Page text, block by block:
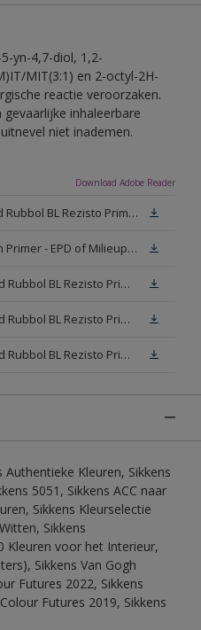
yn-4,7-diol, 1,2-
MIT(3:1) en 2-octyl-2H-
reactie veroorzaken.
inhaleerbare
niet inademen.
Download Adobe Reader
Technisch Informatieblad Rubbol BL Rezisto Primer (New Livery) (PDF)
Sikkens Waterborne Trim Primer - EPD of Milieuproductverklaring
Veiligheidsinformatieblad Rubbol BL Rezisto Primer N00 (MSDS)
Veiligheidsinformatieblad Rubbol BL Rezisto Primer White (MSDS)
Veiligheidsinformatieblad Rubbol BL Rezisto Primer W05 (MSDS)
Authentieke Kleuren, Sikkens
5051, Sikkens ACC naar
Sikkens Kleurselectie
Sikkens
Kleuren voor het Interieur,
Sikkens Van Gogh
Futures 2022, Sikkens
Futures 2019, Sikkens